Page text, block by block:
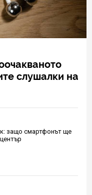
слушалки на
защо смартфонът ще